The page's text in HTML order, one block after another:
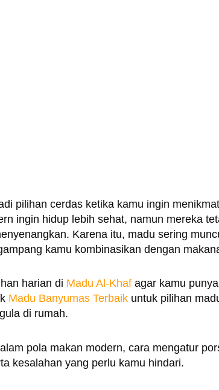
pilihan cerdas ketika kamu ingin
ingin hidup lebih sehat, namun mereka
Karena itu, madu sering
kamu kombinasikan dengan
harian di Madu Al-Khaf agar kamu
Madu Banyumas Terbaik untuk pilihan
di rumah.
pola makan modern, cara mengatur
kesalahan yang perlu kamu hindari.